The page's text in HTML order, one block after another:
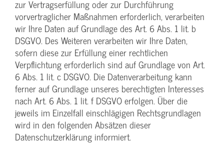
zur Vertragserfüllung oder zur Durchführung
vorvertraglicher Maßnahmen erforderlich, verarbeiten
wir Ihre Daten auf Grundlage des Art. 6 Abs. 1 lit. b
DSGVO. Des Weiteren verarbeiten wir Ihre Daten,
sofern diese zur Erfüllung einer rechtlichen
Verpflichtung erforderlich sind auf Grundlage von Art.
6 Abs. 1 lit. c DSGVO. Die Datenverarbeitung kann
ferner auf Grundlage unseres berechtigten Interesses
nach Art. 6 Abs. 1 lit. f DSGVO erfolgen. Über die
jeweils im Einzelfall einschlägigen Rechtsgrundlagen
wird in den folgenden Absätzen dieser
Datenschutzerklärung informiert.